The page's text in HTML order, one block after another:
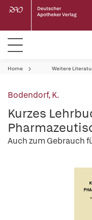
Home Weitere
Bodendorf, K.
Kurzes
Auch zum Gebrauch